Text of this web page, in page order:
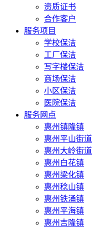
资质证书
合作客户
服务项目
学校保洁
工厂保洁
写字楼保洁
商场保洁
小区保洁
医院保洁
服务网点
惠州镇隆镇
惠州平山街道
惠州大岭街道
惠州白花镇
惠州梁化镇
惠州稔山镇
惠州铁涌镇
惠州平海镇
惠州吉隆镇